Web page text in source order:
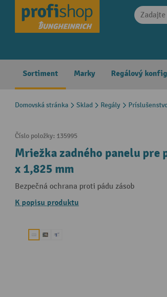
Skip to main navigation
Sortiment Marky Regálový
Domovská stránka Sklad Regály
Číslo položky: 135995
Mriežka zadného panelu pre
x 1,825 mm
Bezpečná ochrana proti pádu zásob
K popisu produktu